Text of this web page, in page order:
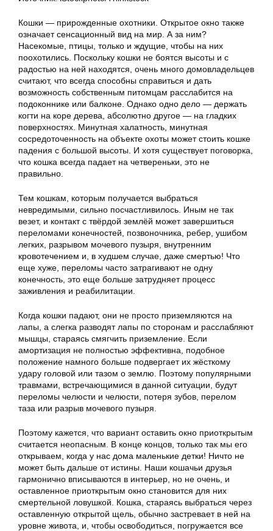
Кошки — прирожденные охотники. Открытое окно также
означает сенсационный вид на мир. А за ним?
Насекомые, птицы, только и ждущие, чтобы на них
поохотились. Поскольку кошки не боятся высоты и с
радостью на ней находятся, очень много домовладельцев
считают, что всегда способны справиться и дать
возможность собственным питомцам расслабится на
подоконнике или балконе. Однако одно дело — держать
когти на коре дерева, абсолютно другое — на гладких
поверхностях. Минутная халатность, минутная
сосредоточенность на объекте охоты может стоить кошке
падения с большой высоты. И хотя существует поговорка,
что кошка всегда падает на четвереньки, это не
правильно.
Тем кошкам, которым получается выбраться
невредимыми, сильно посчастливилось. Иным не так
везет, и контакт с твёрдой землёй может завершиться
переломами конечностей, позвоночника, ребер, ушибом
легких, разрывом мочевого пузыря, внутренним
кровотечением и, в худшем случае, даже смертью! Что
еще хуже, переломы часто затрагивают не одну
конечность, это еще больше затрудняет процесс
заживления и реабилитации.
Когда кошки падают, они не просто приземляются на
лапы, а слегка разводят лапы по сторонам и расслабляют
мышцы, стараясь смягчить приземление. Если
амортизация не полностью эффективна, подобное
положение намного больше подвергает их жёсткому
удару головой или тазом о землю. Поэтому популярными
травмами, встречающимися в данной ситуации, будут
переломы челюсти и челюсти, потеря зубов, перелом
таза или разрыв мочевого пузыря.
Поэтому кажется, что вариант оставить окно приоткрытым
считается неопасным. В конце концов, только так мы его
открываем, когда у нас дома маленькие детки! Ничто не
может быть дальше от истины. Наши кошачьи друзья
гармонично вписываются в интерьер, но не очень, и
оставленное приоткрытым окно становится для них
смертельной ловушкой. Кошка, стараясь выбраться через
оставленную открытой щель, обычно застревает в ней на
уровне живота, и, чтобы освободиться, погружается все